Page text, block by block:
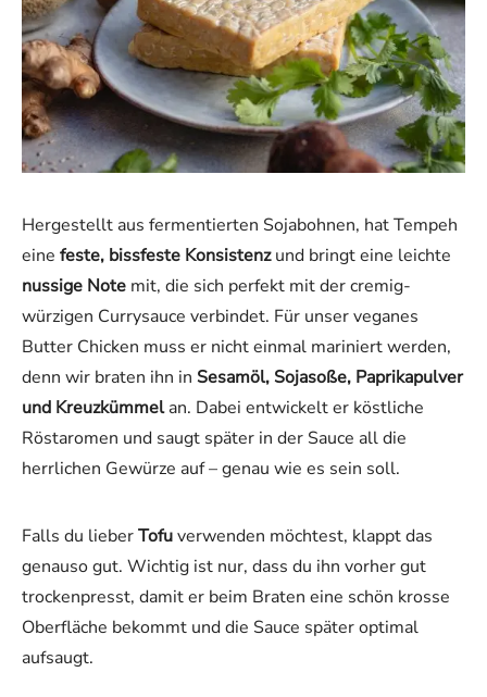
Hergestellt aus fermentierten Sojabohnen, hat Tempeh
eine feste, bissfeste Konsistenzund bringt eine leichte
nussige Note mit, die sich perfekt mit der cremig-
würzigen Currysauce verbindet. Für unser veganes
Butter Chicken muss er nicht einmal mariniert werden,
denn wir braten ihn in Sesamöl, Sojasoße, Paprikapulver
und Kreuzkümmelan. Dabei entwickelt er köstliche
Röstaromen und saugt später in der Sauce all die
herrlichen Gewürze auf – genau wie es sein soll.
Falls du lieberTofuverwenden möchtest, klappt das
genauso gut. Wichtig ist nur, dass du ihn vorher gut
trockenpresst, damit er beim Braten eine schön krosse
Oberfläche bekommt und die Sauce später optimal
aufsaugt.